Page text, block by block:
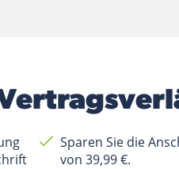
Sparen Sie die
von 39,99 €.